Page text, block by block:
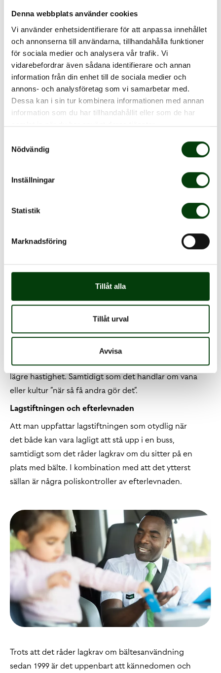
Denna webbplats använder cookies
Vi använder enhetsidentifierare för att anpassa innehållet
och annonserna till användarna, tillhandahålla funktioner
för sociala medier och analysera vår trafik. Vi
vidarebefordrar även sådana identifierare och annan
information från din enhet till de sociala medier och
annons- och analysföretag som vi samarbetar med.
Dessa kan i sin tur kombinera informationen med annan
information som du har tillhandahållit eller som de har
samlat in när du har använt deras tjänster.
Nödvändig
Inställningar
Statistik
Marknadsföring
Tillåt alla
Tillåt urval
Avvisa
Branschen behöver driva arbetet
tillsammans med myndigheter och
resenärer
Martin Pagrotsky, vd Nobina Sverige
Inom ramen för undersökningen har inga intervjuer
eller djupstudier genomförts om orsaker till varför man
forskning på området har bland annat lyft fram:
om risker
på området samtidigt som bussar på grund av sin
Information, skyltning och påminnelser
information, skyltning och påminnelser ser olika ut,
exempelvis jämfört de bältespåminnelser och ljud som
idag är standard i personbilar.
Bekvämlighet och kultur
Att det kan uppfattas som tidkrävande eller
krångligt att spänna fast säkerhetsbältet, när man bara
ska resa en kortare stund eller vad man uppfattar som
lägre hastighet. Samtidigt som det handlar om vana
eller kultur ”när så få andra gör det”.
Lagstiftningen och efterlevnaden
Att man uppfattar lagstiftningen som otydlig när
det både kan vara lagligt att stå upp i en buss,
samtidigt som det råder lagkrav om du sitter på en
plats med bälte. I kombination med att det ytterst
sällan är några poliskontroller av efterlevnaden.
Trots att det råder lagkrav om bältesanvändning
sedan 1999 är det uppenbart att kännedomen och